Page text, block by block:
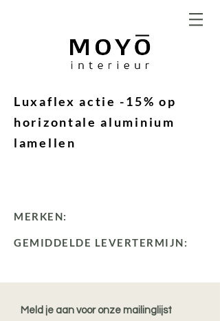
Luxaflex actie -15% op
horizontale aluminium
lamellen
MERKEN:
GEMIDDELDE LEVERTERMIJN:
Meld je aan voor onze mailinglijst